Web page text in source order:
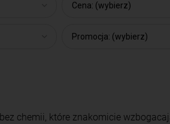
Cena: (wybierz)
Promocja: (wybierz)
bez chemii, które znakomicie